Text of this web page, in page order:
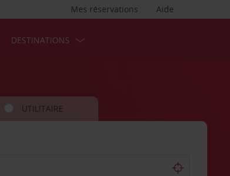
Aide
Mes réservations
DESTINATIONS
UTILITAIRE